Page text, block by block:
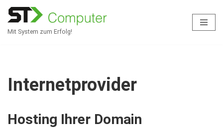
Mit System zum Erfolg!
Internetprovider
Hosting Ihrer Domain